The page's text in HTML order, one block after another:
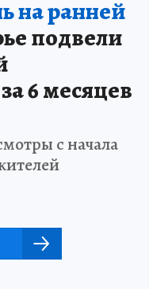
на ранней
подвели
6 месяцев
с начала